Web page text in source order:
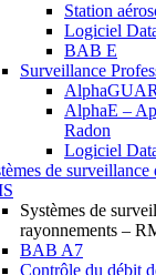
Station
Logiciel
BAB E
Surveillance
AlphaE –
Radon
Logiciel
de surveillance
Systèmes de
rayonnements –
BAB A7
Contrôle du débit